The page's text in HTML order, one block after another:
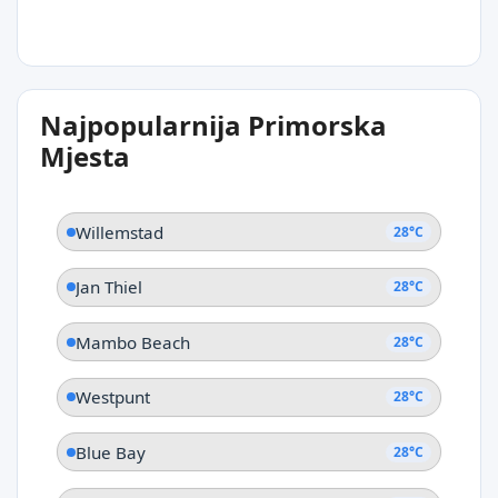
28°C
Labadera
Najpopularnija Primorska
Mjesta
Willemstad 28°C
Jan Thiel 28°C
Mambo Beach 28°C
Westpunt 28°C
Blue Bay 28°C